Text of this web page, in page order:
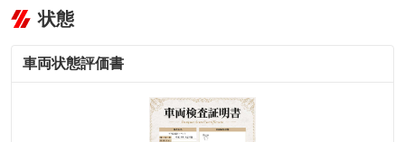
状態
車両状態評価書